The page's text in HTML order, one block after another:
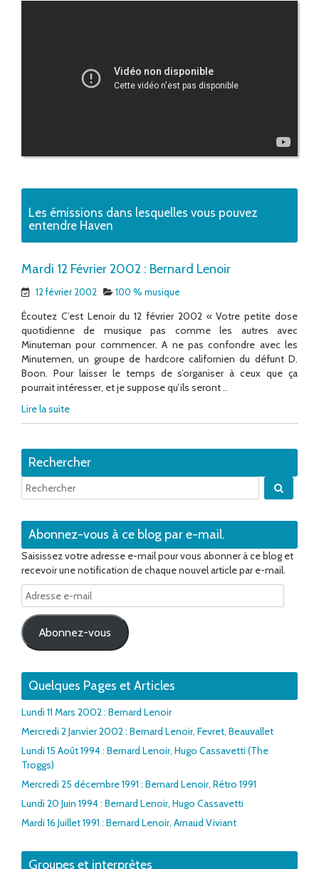
Les émissions dans lesquelles vous pouvez
entendre Haven
Mardi 12 Février 2002 : Bernard Lenoir
12 février 2002 100 % musique
Écoutez C’est Lenoir du 12 février 2002 « Votre petite dose
quotidienne de musique pas comme les autres avec
Minuteman pour commencer. A ne pas confondre avec les
Minutemen, un groupe de hardcore californien du défunt D.
Boon. Pour laisser le temps de s’organiser à ceux que ça
pourrait intéresser, et je suppose qu’ils seront ..
Lire la suite
Rechercher
Abonnez-vous à ce blog par e-mail.
Saisissez votre adresse e-mail pour vous abonner à ce blog et
recevoir une notification de chaque nouvel article par e-mail.
Adresse
e-
mail
Abonnez-vous
Quelques Pages et Articles
Lundi 11 Mars 2002 : Bernard Lenoir
Mercredi 2 Janvier 2002 : Bernard Lenoir, Fevret, Beauvallet
Lundi 15 Août 1994 : Bernard Lenoir, Hugo Cassavetti (The
Troggs)
Mercredi 25 décembre 1991 : Bernard Lenoir, Rétro 1991
Lundi 20 Juin 1994 : Bernard Lenoir, Hugo Cassavetti
Mardi 16 Juillet 1991 : Bernard Lenoir, Arnaud Viviant
Groupes et interprètes